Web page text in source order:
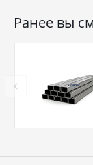
Ранее вы